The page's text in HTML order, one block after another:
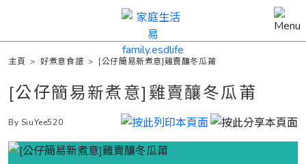
主頁 >好煮意食譜 > [公仔簡易新煮意]雞賣釀冬瓜莆
[公仔簡易新煮意]雞賣釀冬瓜莆
By SiuYee520